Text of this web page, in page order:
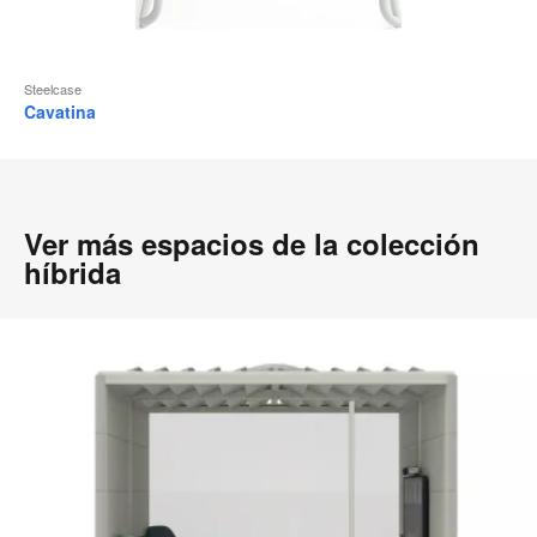
Steelcase
Cavatina
Ver más espacios de la colección
híbrida